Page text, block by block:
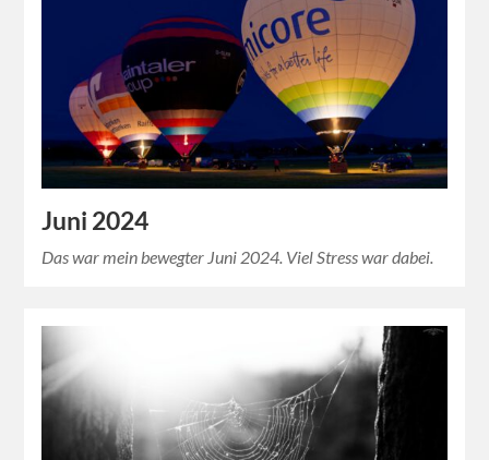
Juni 2024
Das war mein bewegter Juni 2024. Viel Stress war dabei.